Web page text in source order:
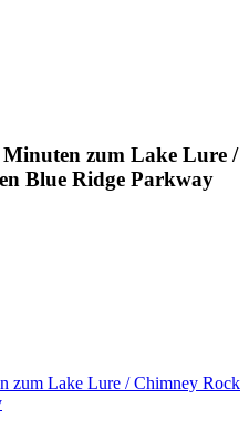
zum Lake Lure /
Blue Ridge Parkway
zum Lake Lure / Chimney Rock